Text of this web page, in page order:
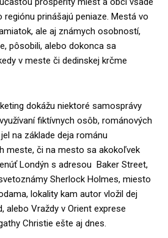
prinášajú peniaze. Mestá vo
ale aj známych osobností,
pôsobili, alebo dokonca sa
v meste či dedinskej krčme
dokážu niektoré samosprávy
fiktívnych osôb, románových
na základe deja románu
meste, či na mesto sa akokoľvek
Londýn s adresou Baker Street,
Sherlock Holmes, miesto
lokality kam autor vložil dej
alebo Vraždy v Orient exprese
Christie ešte aj dnes.